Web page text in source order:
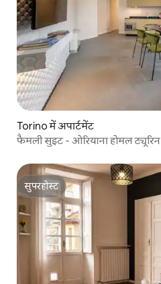
Torino में अपार्टमेंट
फैमली सुइट - ओरियाना होमल ट्यूरिन
सुपरहोस्ट
सुपरहोस्ट